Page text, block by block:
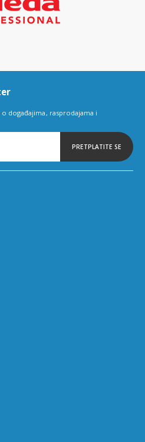
događajima, rasprodajama i
PRETPLATITE SE